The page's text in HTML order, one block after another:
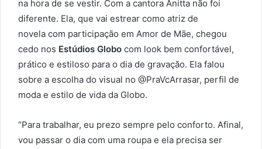
na hora de se vestir. Com a cantora Anitta não foi
diferente. Ela, que vai estrear como atriz de
novela com participação em Amor de Mãe, chegou
cedo nos Estúdios Globo com look bem confortável,
prático e estiloso para o dia de gravação. Ela falou
sobre a escolha do visual no @PraVcArrasar, perfil de
moda e estilo de vida da Globo.
“Para trabalhar, eu prezo sempre pelo conforto. Afinal,
vou passar o dia com uma roupa e ela precisa ser